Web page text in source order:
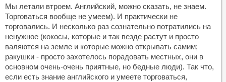
Мы летали втроем. Английский, можно сказать, не знаем.
Торговаться вообще не умеем). И практически не
торговались. И несколько раз сознательно потратились на
ненужное (кокосы, которые и так везде растут и просто
валяются на земле и которые можно открывать самим;
ракушки - просто захотелось порадовать местных, они в
основном очень-очень приятные, но бедные люди). Так что,
если есть знание английского и умеете торговаться,